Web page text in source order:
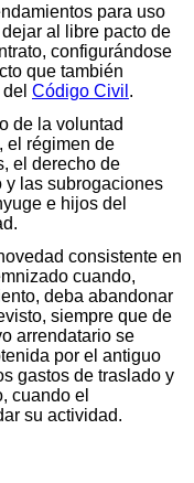
para uso
al libre pacto de
configurándose
que también
Código Civil .
de la voluntad
el régimen de
el derecho de
y las subrogaciones
e hijos del
consistente en
cuando,
deba abandonar
siempre que de
arrendatario se
por el antiguo
gastos de traslado y
cuando el
su actividad.